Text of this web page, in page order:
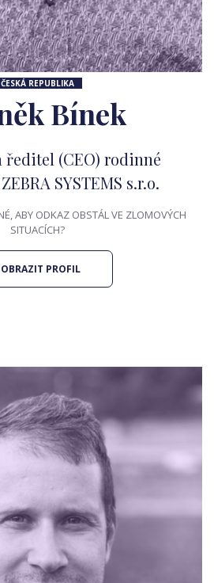
ČESKÁ REPUBLIKA
Bínek
ředitel (CEO) rodinné
SYSTEMS s.r.o.
ABY ODKAZ OBSTÁL VE ZLOMOVÝCH
SITUACÍCH?
PROFIL